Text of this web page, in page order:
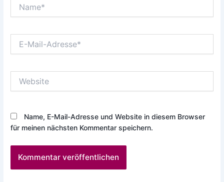
Mail-
Name, E-Mail-Adresse und Website in diesem Browser
für meinen nächsten Kommentar speichern.